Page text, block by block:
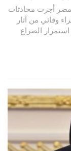
مصر أجرت محادثات
وقائي من آثار
استمرار الصراع